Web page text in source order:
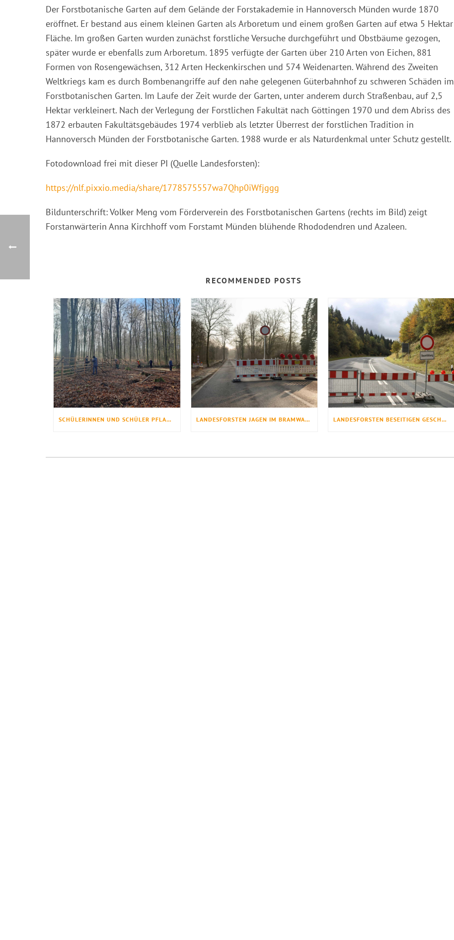
Der Forstbotanische Garten auf dem Gelände der Forstakademie in Hannoversch Münden wurde 1870
eröffnet. Er bestand aus einem kleinen Garten als Arboretum und einem großen Garten auf etwa 5 Hektar
Fläche. Im großen Garten wurden zunächst forstliche Versuche durchgeführt und Obstbäume gezogen,
später wurde er ebenfalls zum Arboretum. 1895 verfügte der Garten über 210 Arten von Eichen, 881
Formen von Rosengewächsen, 312 Arten Heckenkirschen und 574 Weidenarten. Während des Zweiten
Weltkriegs kam es durch Bombenangriffe auf den nahe gelegenen Güterbahnhof zu schweren Schäden im
Forstbotanischen Garten. Im Laufe der Zeit wurde der Garten, unter anderem durch Straßenbau, auf 2,5
Hektar verkleinert. Nach der Verlegung der Forstlichen Fakultät nach Göttingen 1970 und dem Abriss des
1872 erbauten Fakultätsgebäudes 1974 verblieb als letzter Überrest der forstlichen Tradition in
Hannoversch Münden der Forstbotanische Garten. 1988 wurde er als Naturdenkmal unter Schutz gestellt.
Fotodownload frei mit dieser PI (Quelle Landesforsten):
https://nlf.pixxio.media/share/1778575557wa7Qhp0iWfjggg
Bildunterschrift: Volker Meng vom Förderverein des Forstbotanischen Gartens (rechts im Bild) zeigt
Forstanwärterin Anna Kirchhoff vom Forstamt Münden blühende Rhododendren und Azaleen.
RECOMMENDED POSTS
SCHÜLERINNEN UND SCHÜLER PFLANZEN WEISSTANNEN IM BRAMWALD LANDESFORSTEN JAGEN IM BRAMWALD AM KOMMENDEN SAMSTAG LANDESFORSTEN BESEITIGEN GESCHÄDIGTE BÄUME IM BRAMWALD